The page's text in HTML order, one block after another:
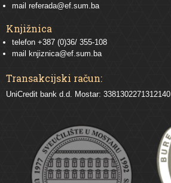
mail referada@ef.sum.ba
Knjižnica
telefon +387 (0)36/ 355-108
mail
knjiznica@ef.sum.ba
Transakcijski račun:
UniCredit bank d.d. Mostar: 3381302271312140